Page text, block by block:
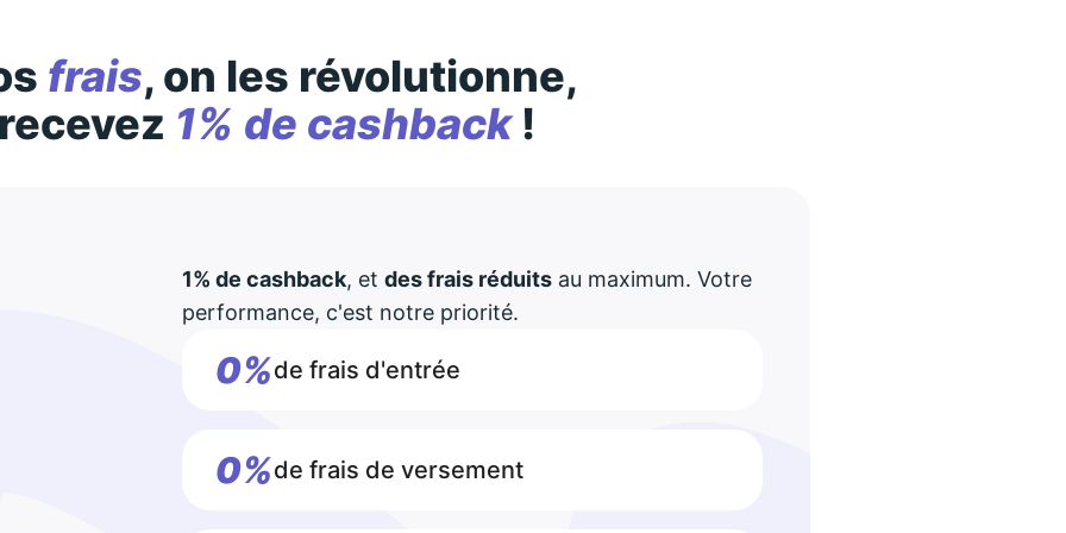
frais, on les révolutionne,
1% de cashback!
1% de cashback, et des frais réduitsau maximum. Votre
performance, c'est notre priorité.
0%de frais d'entrée
0%de frais de versement